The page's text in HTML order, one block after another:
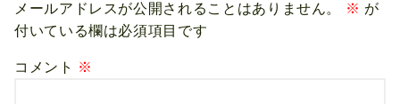
メールアドレスが公開されることはありません。 ※ が
付いている欄は必須項目です
コメント ※